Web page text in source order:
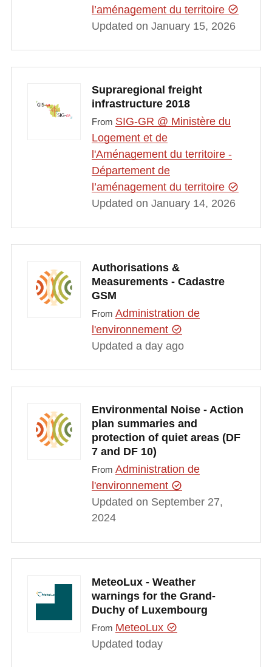
l’aménagement du territoire
Updated on January 15, 2026
Supraregional freight
infrastructure 2018
From SIG-GR @ Ministère du
Logement et de
l'Aménagement du territoire -
Département de
l’aménagement du territoire
Updated on January 14, 2026
Authorisations &
Measurements - Cadastre
GSM
From Administration de
l'environnement
Updated a day ago
Environmental Noise - Action
plan summaries and
protection of quiet areas (DF
7 and DF 10)
From Administration de
l'environnement
Updated on September 27,
2024
MeteoLux - Weather
warnings for the Grand-
Duchy of Luxembourg
From MeteoLux
Updated today